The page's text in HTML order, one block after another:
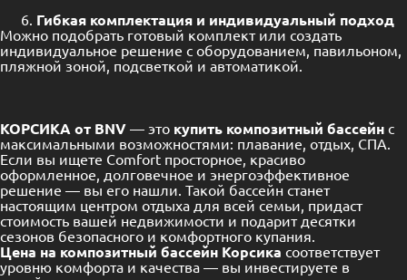
Гибкая комплектация и индивидуальный подход
Можно подобрать готовый комплект или создать
индивидуальное решение с оборудованием, павильоном,
пляжной зоной, подсветкой и автоматикой.
КОРСИКА от BNV — это купить композитный бассейн с
максимальными возможностями: плавание, отдых, СПА.
Если вы ищете Comfort просторное, красиво
оформленное, долговечное и энергоэффективное
решение — вы его нашли. Такой бассейн станет
настоящим центром отдыха для всей семьи, придаст
стоимость вашей недвижимости и подарит десятки
сезонов безопасного и комфортного купания.
Цена на композитный бассейн Корсика соответствует
уровню комфорта и качества — вы инвестируете в